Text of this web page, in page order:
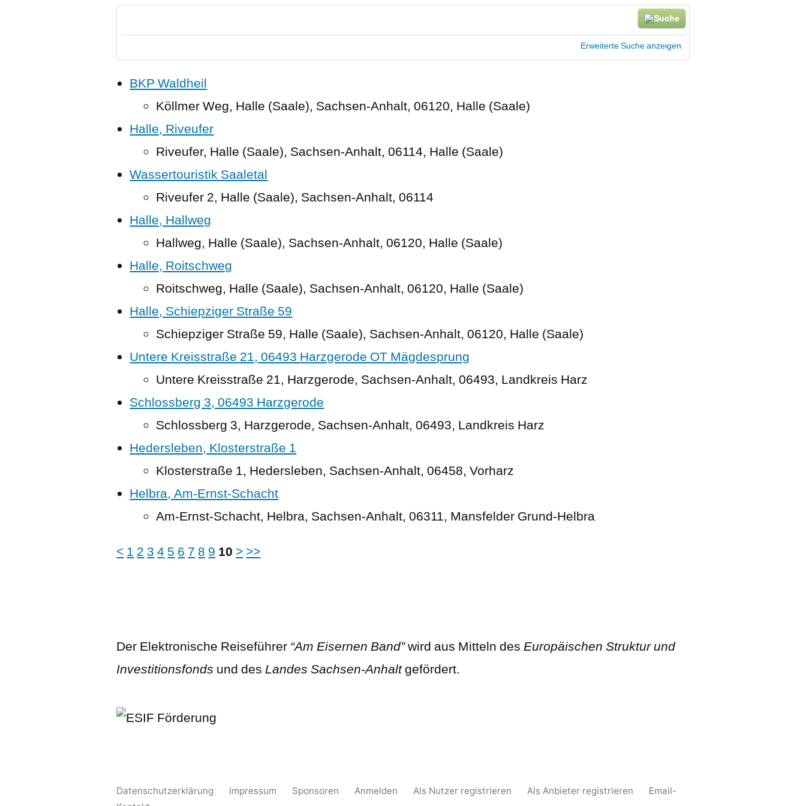
Erweiterte Suche anzeigen
BKP Waldheil
Köllmer Weg, Halle (Saale), Sachsen-Anhalt, 06120, Halle (Saale)
Halle, Riveufer
Riveufer, Halle (Saale), Sachsen-Anhalt, 06114, Halle (Saale)
Wassertouristik Saaletal
Riveufer 2, Halle (Saale), Sachsen-Anhalt, 06114
Halle, Hallweg
Hallweg, Halle (Saale), Sachsen-Anhalt, 06120, Halle (Saale)
Halle, Roitschweg
Roitschweg, Halle (Saale), Sachsen-Anhalt, 06120, Halle (Saale)
Halle, Schiepziger Straße 59
Schiepziger Straße 59, Halle (Saale), Sachsen-Anhalt, 06120, Halle (Saale)
Untere Kreisstraße 21, 06493 Harzgerode OT Mägdesprung
Untere Kreisstraße 21, Harzgerode, Sachsen-Anhalt, 06493, Landkreis Harz
Schlossberg 3, 06493 Harzgerode
Schlossberg 3, Harzgerode, Sachsen-Anhalt, 06493, Landkreis Harz
Hedersleben, Klosterstraße 1
Klosterstraße 1, Hedersleben, Sachsen-Anhalt, 06458, Vorharz
Helbra, Am-Ernst-Schacht
Am-Ernst-Schacht, Helbra, Sachsen-Anhalt, 06311, Mansfelder Grund-Helbra
< 1 2 3 4 5 6 7 8 9 10 > >>
Der Elektronische Reiseführer “Am Eisernen Band”wird aus Mitteln desEuropäischen Struktur und
Investitionsfonds und desLandes Sachsen-Anhaltgefördert.
Datenschutzerklärung Impressum Sponsoren Anmelden Als Nutzer registrieren Als Anbieter registrieren
Email-